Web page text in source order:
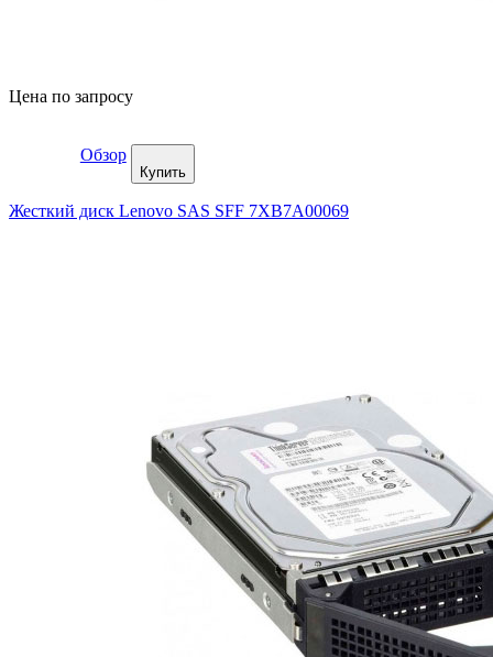
Цена по запросу
Обзор
Купить
Жесткий диск Lenovo SAS SFF 7XB7A00069